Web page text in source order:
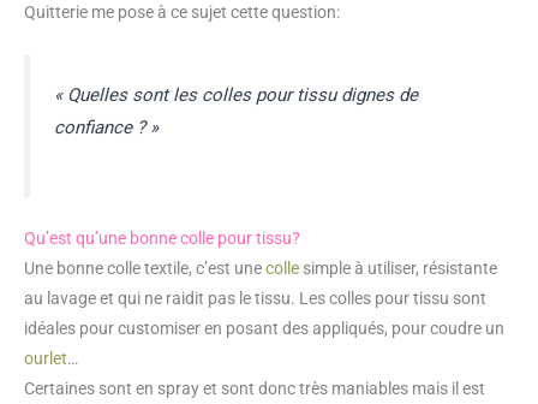
Quitterie me pose à ce sujet cette question:
« Quelles sont les colles pour tissu dignes de
confiance ? »
Qu’est qu’une bonne colle pour tissu?
Une bonne colle textile, c’est unecolle simple à utiliser, résistante
au lavage et qui ne raidit pas le tissu. Les colles pour tissu sont
idéales pour customiser en posant des appliqués, pour coudre un
ourlet…
Certaines sont en spray et sont donc très maniables mais il est